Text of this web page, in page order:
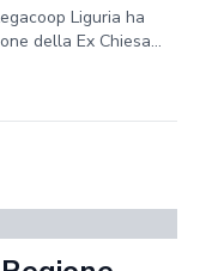
Liguria ha
della Ex Chiesa...